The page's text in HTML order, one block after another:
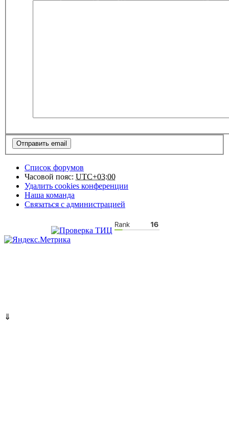
Список форумов
Часовой пояс: UTC+03:00
Удалить cookies конференции
Наша команда
Связаться с администрацией
⇓